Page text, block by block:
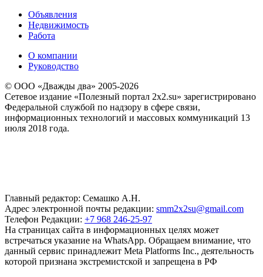
Объявления
Недвижимость
Работа
О компании
Руководство
© ООО «Дважды два» 2005-2026
Сетевое издание «Полезный портал 2x2.su» зарегистрировано
Федеральной службой по надзору в сфере связи,
информационных технологий и массовых коммуникаций 13
июля 2018 года.
Главный редактор: Семашко А.Н.
Адрес электронной почты редакции: smm2x2su@gmail.com
Телефон Редакции: +7 968 246-25-97
На страницах сайта в информационных целях может
встречаться указание на WhatsApp. Обращаем внимание, что
данный сервис принадлежит Meta Platforms Inc., деятельность
которой признана экстремистской и запрещена в РФ